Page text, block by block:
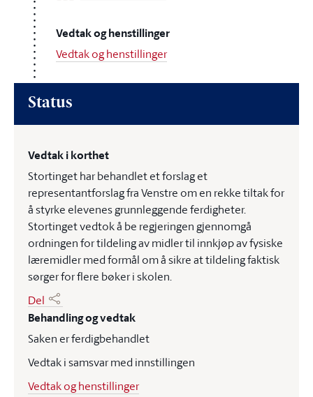
Vedtak og henstillinger
Vedtak og henstillinger
Status
Vedtak i korthet
Stortinget har behandlet et forslag et
representantforslag fra Venstre om en rekke tiltak for
å styrke elevenes grunnleggende ferdigheter.
Stortinget vedtok å be regjeringen gjennomgå
ordningen for tildeling av midler til innkjøp av fysiske
læremidler med formål om å sikre at tildeling faktisk
sørger for flere bøker i skolen.
Del
Behandling og vedtak
Saken er ferdigbehandlet
Vedtak i samsvar med innstillingen
Vedtak og henstillinger